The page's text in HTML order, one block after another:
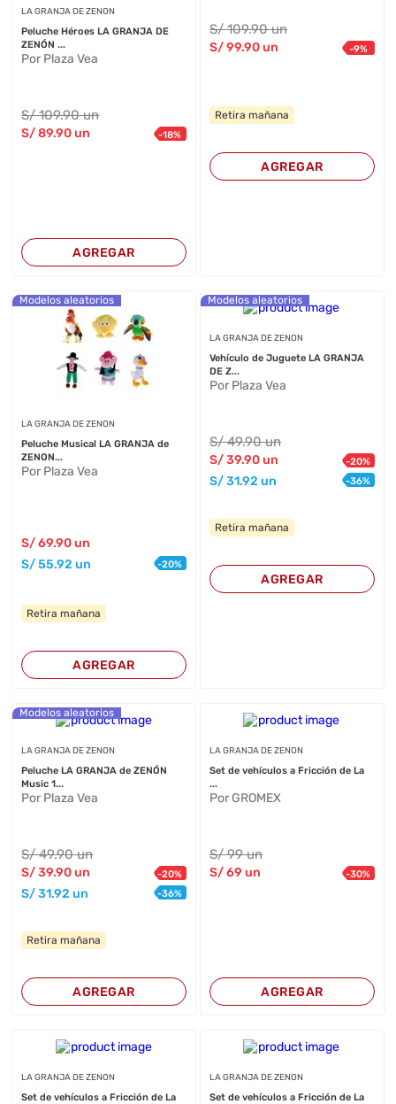
LA GRANJA DE ZENON
Peluche Héroes LA GRANJA DE
ZENÓN ...
Por Plaza Vea
S/109.90 un
S/89.90 un -18%
AGREGAR
S/109.90 un
S/99.90un -9%
Retira mañana
AGREGAR
Modelos aleatorios
LA GRANJA DE ZENON
Peluche Musical LA GRANJA de
ZENON...
Por Plaza Vea
S/69.90 un
S/55.92 un -20%
Retira mañana
AGREGAR
Modelos aleatorios
LA GRANJA DE ZENON
Vehículo de Juguete LA GRANJA
DE Z...
Por Plaza Vea
S/49.90 un
S/39.90un -20%
S/31.92 un -36%
Retira mañana
AGREGAR
Modelos aleatorios
LA GRANJA DE ZENON
Peluche LA GRANJA de ZENÓN
Music 1...
Por Plaza Vea
S/49.90 un
S/39.90 un -20%
S/31.92 un -36%
Retira mañana
AGREGAR
LA GRANJA DE ZENON
Set de vehículos a Fricción de La
...
Por GROMEX
S/99 un
S/69 un -30%
AGREGAR
LA GRANJA DE ZENON
Set de vehículos a Fricción de La
LA GRANJA DE ZENON
Set de vehículos a Fricción de La